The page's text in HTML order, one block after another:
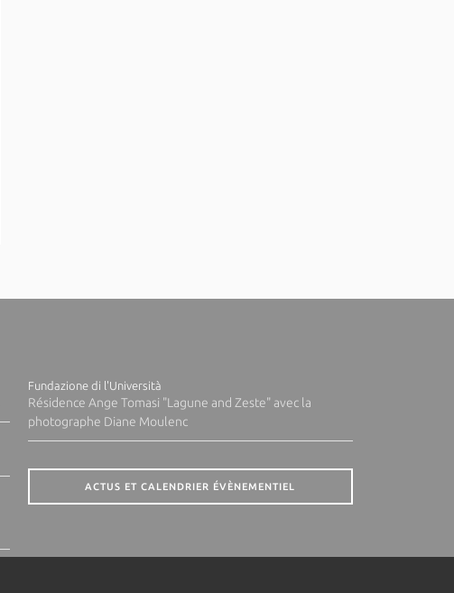
Fundazione di l'Università
Résidence Ange Tomasi "Lagune and Zeste" avec la
photographe Diane Moulenc
ACTUS ET CALENDRIER ÉVÈNEMENTIEL